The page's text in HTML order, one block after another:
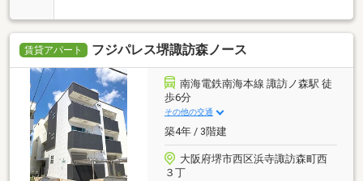
賃貸アパート フジパレス堺諏訪森ノース
南海電鉄南海本線 諏訪ノ森駅 徒
歩6分
その他の交通
築4年 / 3階建
大阪府堺市西区浜寺諏訪森町西
３丁